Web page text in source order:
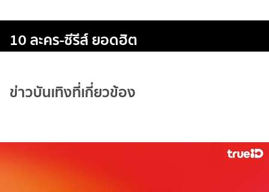
10 ละคร-ซีรีส์ ยอดฮิต
ข่าวบันเทิงที่เกี่ยวข้อง